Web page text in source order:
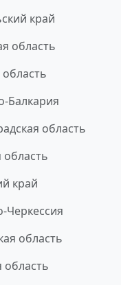
край
область
область
Балкария
область
область
край
Черкессия
область
область